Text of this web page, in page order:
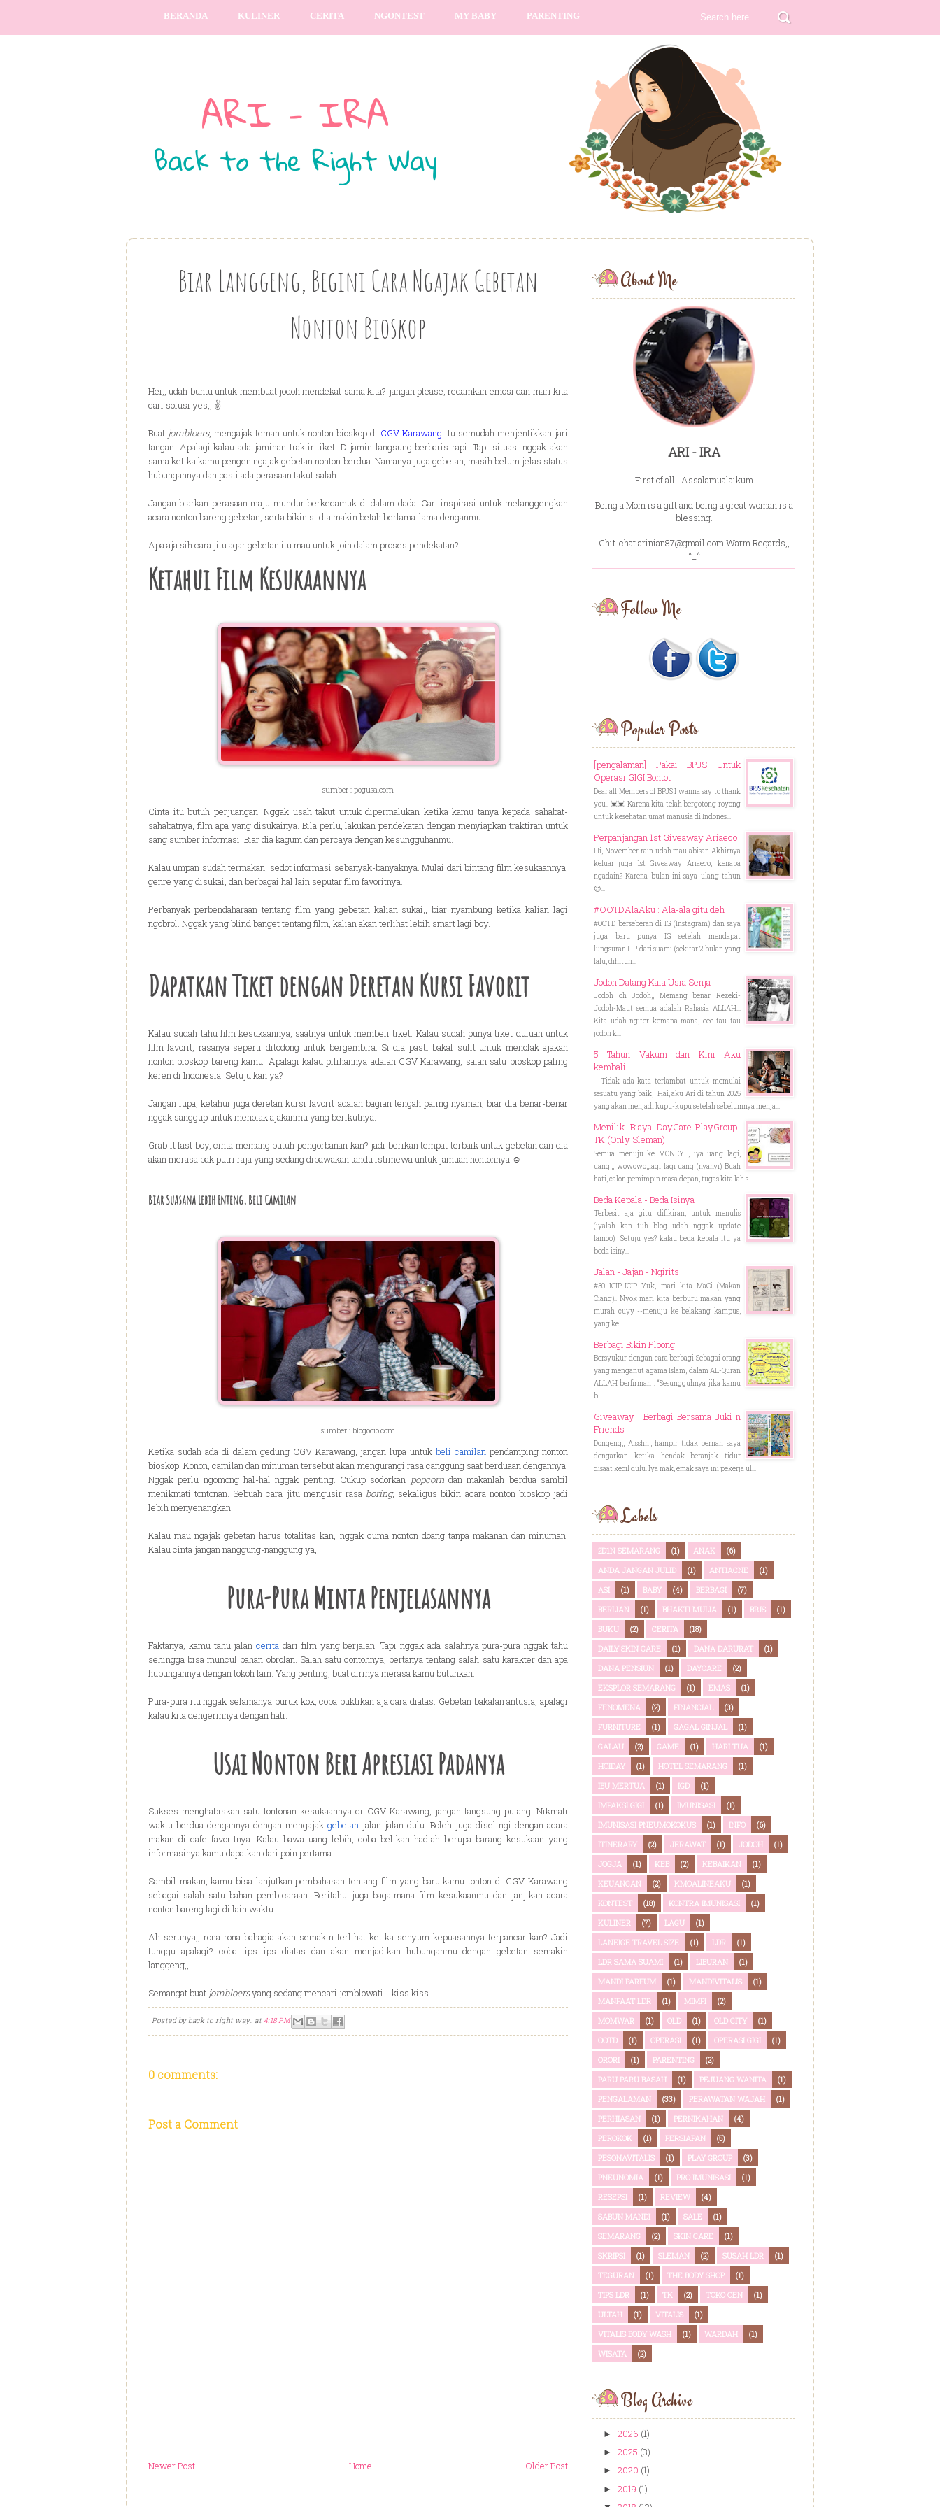
BERANDA KULINER CERITA NGONTEST MY BABY PARENTING
Biar Langgeng, Begini Cara Ngajak Gebetan
Nonton Bioskop
Hei,, udah buntu untuk membuat jodoh mendekat sama kita? jangan please, redamkan emosi dan mari kita
cari solusi yes,, ✌
Buat jombloers, mengajak teman untuk nonton bioskop di CGV Karawang itu semudah menjentikkan jari
tangan. Apalagi kalau ada jaminan traktir tiket. Dijamin langsung berbaris rapi. Tapi situasi nggak akan
sama ketika kamu pengen ngajak gebetan nonton berdua. Namanya juga gebetan, masih belum jelas status
hubungannya dan pasti ada perasaan takut salah.
Jangan biarkan perasaan maju-mundur berkecamuk di dalam dada. Cari inspirasi untuk melanggengkan
acara nonton bareng gebetan, serta bikin si dia makin betah berlama-lama denganmu.
Apa aja sih cara jitu agar gebetan itu mau untuk join dalam proses pendekatan?
Ketahui Film Kesukaannya
sumber : pogusa.com
Cinta itu butuh perjuangan. Nggak usah takut untuk dipermalukan ketika kamu tanya kepada sahabat-
sahabatnya, film apa yang disukainya. Bila perlu, lakukan pendekatan dengan menyiapkan traktiran untuk
sang sumber informasi. Biar dia kagum dan percaya dengan kesungguhanmu.
Kalau umpan sudah termakan, sedot informasi sebanyak-banyaknya. Mulai dari bintang film kesukaannya,
genre yang disukai, dan berbagai hal lain seputar film favoritnya.
Perbanyak perbendaharaan tentang film yang gebetan kalian sukai,, biar nyambung ketika kalian lagi
ngobrol. Nggak yang blind banget tentang film, kalian akan terlihat lebih smart lagi boy.
Dapatkan Tiket dengan Deretan Kursi Favorit
Kalau sudah tahu film kesukaannya, saatnya untuk membeli tiket. Kalau sudah punya tiket duluan untuk
film favorit, rasanya seperti ditodong untuk bergembira. Si dia pasti bakal sulit untuk menolak ajakan
nonton bioskop bareng kamu. Apalagi kalau pilihannya adalah CGV Karawang, salah satu bioskop paling
keren di Indonesia. Setuju kan ya?
Jangan lupa, ketahui juga deretan kursi favorit adalah bagian tengah paling nyaman, biar dia benar-benar
nggak sanggup untuk menolak ajakanmu yang berikutnya.
Grab it fast boy, cinta memang butuh pengorbanan kan? jadi berikan tempat terbaik untuk gebetan dan dia
akan merasa bak putri raja yang sedang dibawakan tandu istimewa untuk jamuan nontonnya ☺
Biar Suasana Lebih Enteng, Beli Camilan
sumber : blogocio.com
Ketika sudah ada di dalam gedung CGV Karawang, jangan lupa untukbeli camilan pendamping nonton
bioskop. Konon, camilan dan minuman tersebut akan mengurangi rasa canggung saat berduaan dengannya.
Nggak perlu ngomong hal-hal nggak penting. Cukup sodorkan popcorndan makanlah berdua sambil
menikmati tontonan. Sebuah cara jitu mengusir rasa boring, sekaligus bikin acara nonton bioskop jadi
lebih menyenangkan.
Kalau mau ngajak gebetan harus totalitas kan, nggak cuma nonton doang tanpa makanan dan minuman.
Kalau cinta jangan nanggung-nanggung ya,,
Pura-Pura Minta Penjelasannya
Faktanya, kamu tahu jalan cerita dari film yang berjalan. Tapi nggak ada salahnya pura-pura nggak tahu
sehingga bisa muncul bahan obrolan. Salah satu contohnya, bertanya tentang salah satu karakter dan apa
hubungannya dengan tokoh lain. Yang penting, buat dirinya merasa kamu butuhkan.
Pura-pura itu nggak selamanya buruk kok, coba buktikan aja cara diatas. Gebetan bakalan antusia, apalagi
kalau kita dengerinnya dengan hati.
Usai Nonton Beri Apresiasi Padanya
Sukses menghabiskan satu tontonan kesukaannya di CGV Karawang, jangan langsung pulang. Nikmati
waktu berdua dengannya dengan mengajak gebetan jalan-jalan dulu. Boleh juga diselingi dengan acara
makan di cafe favoritnya. Kalau bawa uang lebih, coba belikan hadiah berupa barang kesukaan yang
informasinya kamu dapatkan dari poin pertama.
Sambil makan, kamu bisa lanjutkan pembahasan tentang film yang baru kamu tonton di CGV Karawang
sebagai salah satu bahan pembicaraan. Beritahu juga bagaimana film kesukaanmu dan janjikan acara
nonton bareng lagi di lain waktu.
Ah serunya,, rona-rona bahagia akan semakin terlihat ketika senyum kepuasannya terpancar kan? Jadi
tunggu apalagi? coba tips-tips diatas dan akan menjadikan hubunganmu dengan gebetan semakin
langgeng,,
Semangat buat jombloersyang sedang mencari jomblowati .. kiss kiss
Posted byback to right way.. at 4:18 PM
0 comments:
Post a Comment
Newer Post Older Post
Home
About Me
ARI - IRA
First of all.. Assalamualaikum
Being a Mom is a gift and being a great woman is a
blessing.
Chit-chat arinian87@gmail.com Warm Regards,,
^_^
Follow Me
Popular Posts
[pengalaman] Pakai BPJS Untuk
Operasi GIGI Bontot
Dear all Members of BPJS I wanna say to thank
you.. 💓💓 Karena kita telah bergotong royong
untuk kesehatan umat manusia di Indones...
Perpanjangan 1st Giveaway Ariaeco
Hi, November rain udah mau abisan Akhirnya
keluar juga 1st Giveaway Ariaeco,, kenapa
ngadain? Karena bulan ini saya ulang tahun
😉...
#OOTDAlaAku : Ala-ala gitu deh
#OOTD berseberan di IG (Instagram) dan saya
juga baru punya IG setelah mendapat
lungsuran HP dari suami (sekitar 2 bulan yang
lalu, dihitun...
Jodoh Datang Kala Usia Senja
Jodoh oh Jodoh,, Memang benar Rezeki-
Jodoh-Maut semua adalah Rahasia ALLAH...
Kita udah ngiter kemana-mana, eee tau tau
jodoh k...
5 Tahun Vakum dan Kini Aku
kembali
Tidak ada kata terlambat untuk memulai
sesuatu yang baik, Hai, aku Ari di tahun 2025
yang akan menjadi kupu-kupu setelah sebelumnya menja...
Menilik Biaya DayCare-PlayGroup-
TK (Only Sleman)
Semua menuju ke MONEY , iya uang lagi,
uang,,, wowowo,,lagi lagi uang (nyanyi) Buah
hati, calon pemimpin masa depan, tugas kita lah s...
Beda Kepala - Beda Isinya
Terbesit aja gitu difikiran, untuk menulis
(iyalah kan tuh blog udah nggak update
lamoo) Setuju yes? kalau beda kepala itu ya
beda isiny...
Jalan - Jajan - Ngirits
#30 ICIP-ICIP Yuk, mari kita MaCi (Makan
Ciang).. Nyok mari kita berburu makan yang
murah cuyy --menuju ke belakang kampus,
yang ke...
Berbagi Bikin Ploong
Bersyukur dengan cara berbagi Sebagai orang
yang menganut agama Islam, dalam AL-Quran
ALLAH berfirman : “Sesungguhnya jika kamu
b...
Giveaway : Berbagi Bersama Juki n
Friends
Dongeng,, Aisshh,, hampir tidak pernah saya
dengarkan ketika hendak beranjak tidur
disaat kecil dulu. Iya mak,,emak saya ini pekerja ul...
Labels
2D1N SEMARANG (1) ANAK
(6)
ANDA JANGAN JULID
(1) ANTIACNE
(1)
ASI
(1) BABY (4) BERBAGI
(7)
BERLIAN
(1) BHAKTI MULIA (1) BPJS
(1)
BUKU
(2) CERITA
(18)
DAILY SKIN CARE
(1) DANA DARURAT
(1)
DANA PENSIUN
(1) DAYCARE
(2)
EKSPLOR SEMARANG
(1) EMAS
(1)
FENOMENA
(2) FINANCIAL
(3)
FURNITURE
(1) GAGAL GINJAL
(1)
GALAU
(2) GAME (1) HARI TUA
(1)
HOIDAY
(1) HOTEL SEMARANG
(1)
IBU MERTUA
(1) IGD
(1)
IMPAKSI GIGI
(1) IMUNISASI
(1)
IMUNISASI PNEUMOKOKUS
(1) INFO
(6)
ITINERARY
(2) JERAWAT (1) JODOH
(1)
JOGJA
(1) KEB (2) KEBAIKAN
(1)
KEUANGAN
(2) KMOALINEAKU
(1)
KONTEST
(18) KONTRA IMUNISASI
(1)
KULINER
(7) LAGU
(1)
LANEIGE TRAVEL SIZE
(1) LDR
(1)
LDR SAMA SUAMI
(1) LIBURAN
(1)
MANDI PARFUM
(1) MANDIVITALIS
(1)
MANFAAT LDR
(1) MIMPI
(2)
MOMWAR
(1) OLD (1) OLD CITY
(1)
OOTD
(1) OPERASI (1) OPERASI GIGI
(1)
ORORI
(1) PARENTING
(2)
PARU PARU BASAH
(1) PEJUANG WANITA
(1)
PENGALAMAN
(33) PERAWATAN WAJAH
(1)
PERHIASAN
(1) PERNIKAHAN
(4)
PEROKOK
(1) PERSIAPAN
(5)
PESONAVITALIS
(1) PLAY GROUP
(3)
PNEUNOMIA
(1) PRO IMUNISASI
(1)
RESEPSI
(1) REVIEW
(4)
SABUN MANDI
(1) SALE
(1)
SEMARANG
(2) SKIN CARE
(1)
SKRIPSI
(1) SLEMAN (2) SUSAH LDR
(1)
TEGURAN
(1) THE BODY SHOP
(1)
TIPS LDR
(1) TK (2) TOKO OEN
(1)
ULTAH
(1) VITALIS
(1)
VITALIS BODY WASH
(1) WARDAH
(1)
WISATA
(2)
Blog Archive
► 2026 (1)
► 2025 (3)
► 2020 (1)
► 2019 (1)